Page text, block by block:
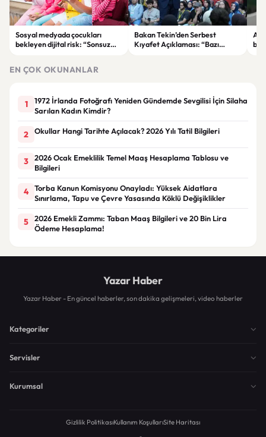
Sosyal medyada çocukları
bekleyen dijital risk: “Sonsuz
Bakan Tekin’den Serbest
Kıyafet Açıklaması: “Bazı
EN ÇOK OKUNANLAR
1
1972 İrlanda Fotoğrafı Yeniden Gündemde Sevgilisi İçin Silaha
Sarılan Kadın Kimdir?
2 Okullar Hangi Tarihte Açılacak? 2026 Yılı Tatil Bilgileri
3
2026 Ocak Emeklilik Temel Maaş Hesaplama Tablosu ve
Bilgileri
4
Torba Kanun Komisyonu Onayladı: Yüksek Aidatlara
Sınırlama, Tapu ve Çevre Yasasında Köklü Değişiklikler
5
2026 Emekli Zammı: Taban Maaş Bilgileri ve 20 Bin Lira
Ödeme Hesaplama!
Yazar Haber
Yazar Haber - En güncel haberler, son dakika gelişmeleri, video haberler
Kategoriler
Servisler
Kurumsal
Gizlilik PolitikasıKullanım KoşullarıSite Haritası